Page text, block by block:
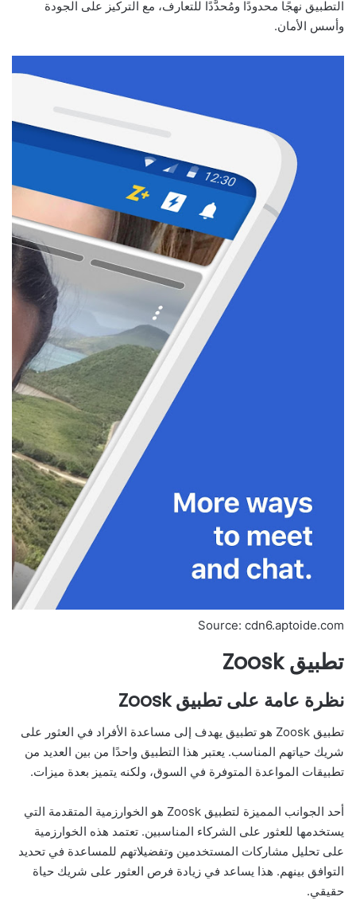
التطبيق نهجًا محدودًا ومُحدَّدًا للتعارف، مع التركيز على الجودة
وأسس الأمان.
Source: cdn6.aptoide.com
تطبيق Zoosk
نظرة عامة على تطبيق Zoosk
تطبيق Zoosk هو تطبيق يهدف إلى مساعدة الأفراد في العثور على
شريك حياتهم المناسب. يعتبر هذا التطبيق واحدًا من بين العديد من
تطبيقات المواعدة المتوفرة في السوق، ولكنه يتميز بعدة ميزات.
أحد الجوانب المميزة لتطبيق Zoosk هو الخوارزمية المتقدمة التي
يستخدمها للعثور على الشركاء المناسبين. تعتمد هذه الخوارزمية
على تحليل مشاركات المستخدمين وتفضيلاتهم للمساعدة في تحديد
التوافق بينهم. هذا يساعد في زيادة فرص العثور على شريك حياة
حقيقي.